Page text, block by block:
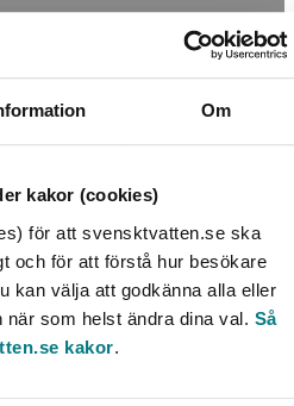
Om
kakor (cookies)
för att svensktvatten.se ska
och för att förstå hur besökare
kan välja att godkänna alla eller
som helst ändra dina val. Så
kakor.
en igensatt